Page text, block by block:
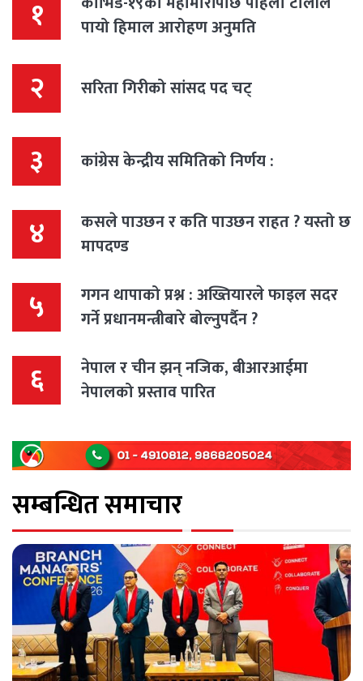
१
पायो हिमाल आरोहण अनुमति
२ सरिता गिरीको सांसद पद चट्
३ कांग्रेस केन्द्रीय समितिको निर्णय :
४
कसले पाउछन र कति पाउछन राहत ? यस्तो छ
मापदण्ड
५
गगन थापाको प्रश्न : अख्तियारले फाइल सदर
गर्ने प्रधानमन्त्रीबारे बोल्नुपर्दैन ?
६
नेपाल र चीन झन् नजिक, बीआरआईमा
नेपालको प्रस्ताव पारित
सम्बन्धित समाचार